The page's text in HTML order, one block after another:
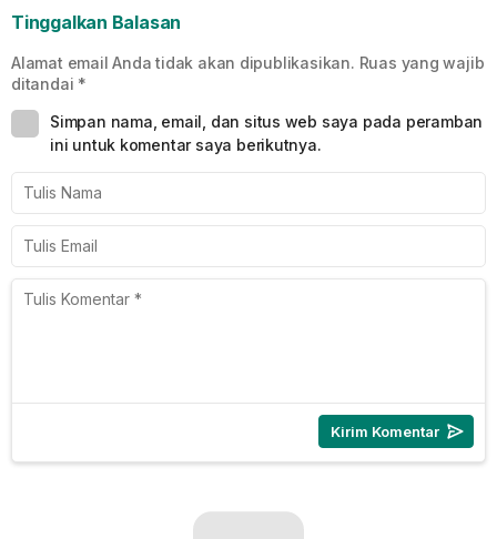
Tinggalkan Balasan
Alamat email Anda tidak akan dipublikasikan. Ruas yang wajib
ditandai *
Simpan nama, email, dan situs web saya pada peramban
ini untuk komentar saya berikutnya.